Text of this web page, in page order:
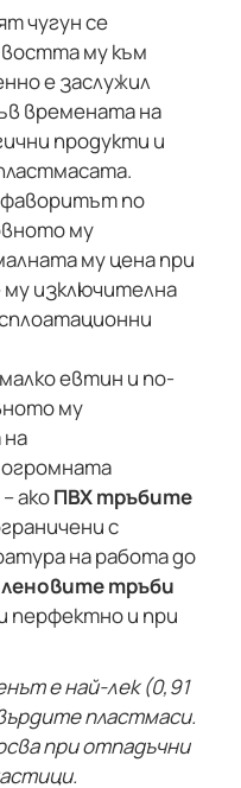
чугун се
му към
е заслужил
времената на
продукти и
фаворитът по
му
му цена при
изключителна
евтин и по-
му
огромната
акоПВХ тръбите
с
на работа до
тръби
перфектно и при
е най-лек (0,91
пластмаси.
при отпадъчни